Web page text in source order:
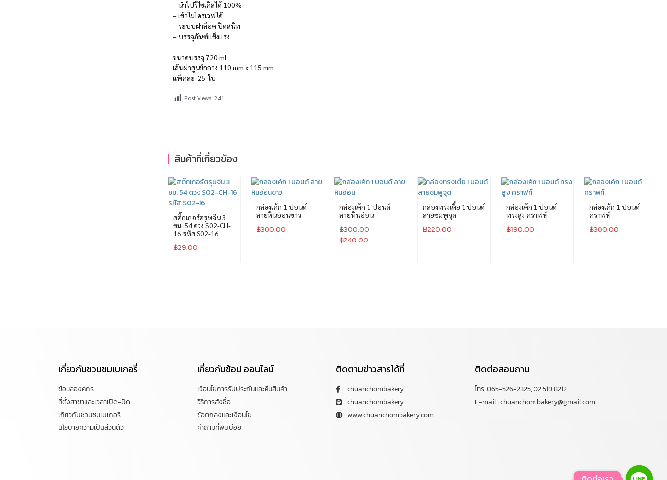
– นำไปรีไซเคิลได้ 100%
– เข้าไมโครเวฟได้
– ระบบฝาล็อค ปิดสนิท
– บรรจุภัณฑ์แข็งแรง
ขนาดบรรจุ 720 ml
เส้นผ่าสูนย์กลาง 110 mm x 115 mm
แพ็คละ 25 ใบ
Post Views: 241
สินค้าที่เกี่ยวข้อง
สติ๊กเกอร์ตรุษจีน 3
ซม. 54 ดวง S02-CH-
16 รหัส S02-16
฿29.00
กล่องเค้ก 1 ปอนด์
ลายหินอ่อนขาว
฿300.00
กล่องเค้ก 1 ปอนด์
ลายหินอ่อน
฿300.00
฿240.00
กล่องทรงเตี้ย 1 ปอนด์
ลายชมพูจุด
฿220.00
กล่องเค้ก 1 ปอนด์
ทรงสูง คราฟท์
฿190.00
กล่องเค้ก 1 ปอนด์
คราฟท์
฿300.00
เกี่ยวกับชวนชมเบเกอรี่
ข้อมูลองค์กร
ที่ตั้งสาขาและเวลาเปิด-ปิด
เกี่ยวกับชวนชมเบเกอรี่
นโยบายความเป็นส่วนตัว
เกี่ยวกับช้อป ออนไลน์
เงื่อนไขการรับประกันและคืนสินค้า
วิธีการสั่งซื้อ
ข้อตกลงและเงื่อนไข
คำถามที่พบบ่อย
ติดตามข่าวสารได้ที่
chuanchombakery
chuanchombakery
www.chuanchombakery.com
ติดต่อสอบถาม
โทร. 065-526-2325, 02 519 8212
E-mail : chuanchom.bakery@gmail.com